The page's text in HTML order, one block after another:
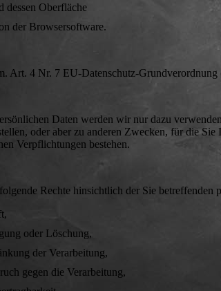
dessen Oberfläche
der Browsersoftware.
Art. 4 Nr. 7 EU-Datenschutz-
Daten werden wir nur dazu
oder aber zu anderen Zwecken, für die
Verpflichtungen bestehen.
Rechte hinsichtlich der Sie betreffenden
oder Löschung,
der Verarbeitung,
gegen die Verarbeitung,